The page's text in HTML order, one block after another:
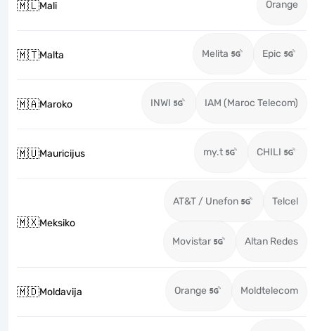
🇲🇱Mali Orange
🇲🇹Malta Melita Epic
🇲🇦Maroko INWI IAM (Maroc Telecom)
🇲🇺Mauricijus my.t CHILI
🇲🇽Meksiko
AT&T / Unefon Telcel
Movistar Altan Redes
🇲🇩Moldavija Orange Moldtelecom